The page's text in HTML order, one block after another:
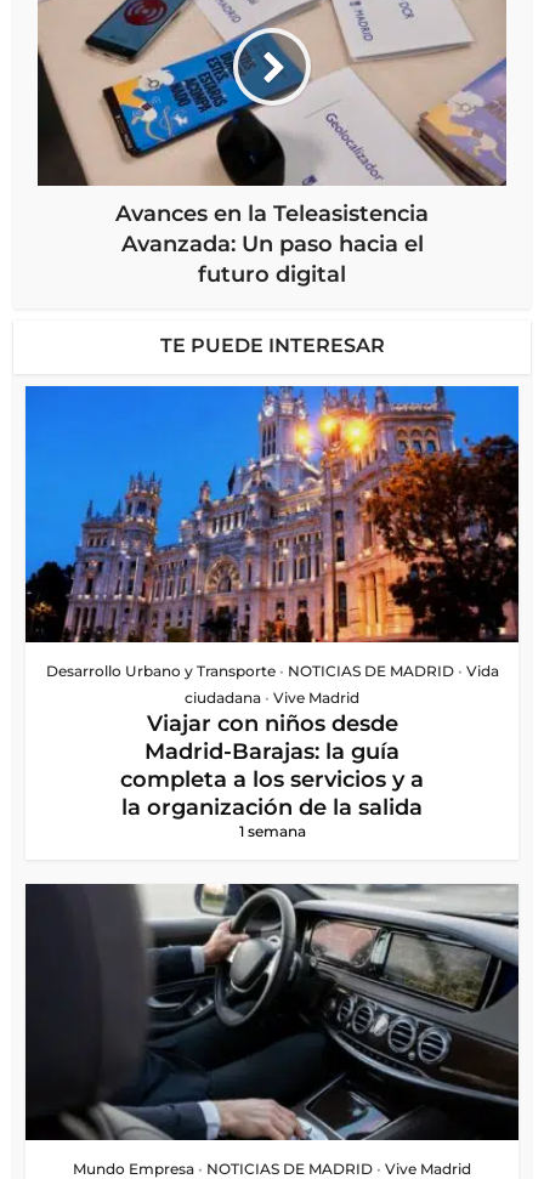
Avances en la Teleasistencia
Avanzada: Un paso hacia el
futuro digital
TE PUEDE INTERESAR
Desarrollo Urbano y Transporte • NOTICIAS DE MADRID • Vida
ciudadana • Vive Madrid
Viajar con niños desde
Madrid-Barajas: la guía
completa a los servicios y a
la organización de la salida
1 semana
Mundo Empresa • NOTICIAS DE MADRID • Vive Madrid